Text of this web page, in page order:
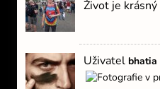
Život je krásný
Uživatel bhatia